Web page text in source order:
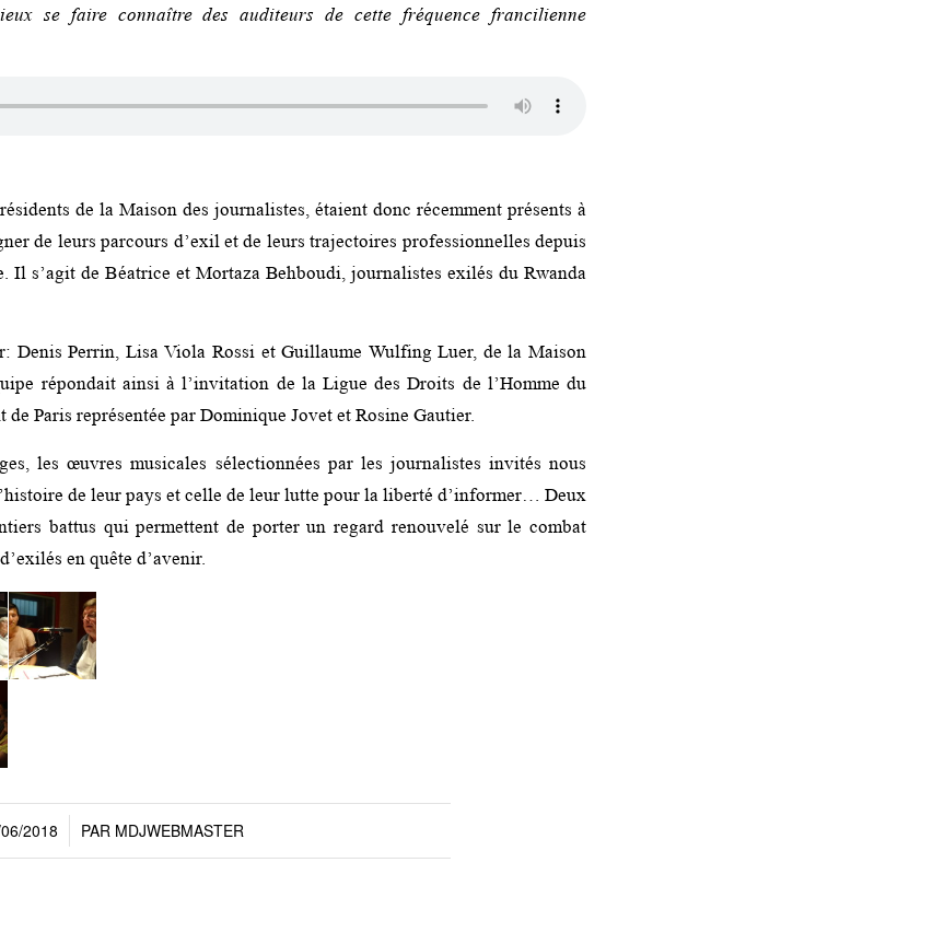
se faire connaître des auditeurs de cette fréquence francilienne
de la Maison des journalistes, étaient donc récemment présents à
de leurs parcours d’exil et de leurs trajectoires professionnelles depuis
Il s’agit de Béatrice et Mortaza Behboudi, journalistes exilés du Rwanda
Denis Perrin, Lisa Viola Rossi et Guillaume Wulfing Luer, de la Maison
répondait ainsi à l’invitation de la Ligue des Droits de l’Homme du
de Paris représentée par Dominique Jovet et Rosine Gautier.
les œuvres musicales sélectionnées par les journalistes invités nous
de leur pays et celle de leur lutte pour la liberté d’informer… Deux
battus qui permettent de porter un regard renouvelé sur le combat
en quête d’avenir.
2018 PAR MDJWEBMASTER